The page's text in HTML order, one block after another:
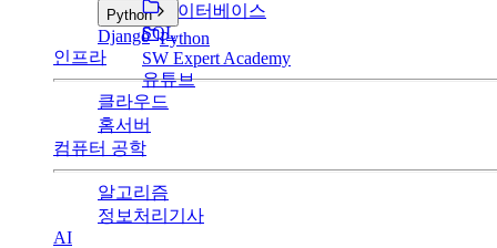
데이터베이스
SQL
Python
Python
SW Expert Academy
유튜브
Django
인프라
클라우드
홈서버
컴퓨터 공학
알고리즘
정보처리기사
AI